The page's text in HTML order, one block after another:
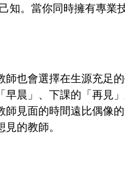
知。當你同時擁有專業
也會選擇在生源充足
早晨」、下課的「再見
見面的時間遠比偶像
的教師。